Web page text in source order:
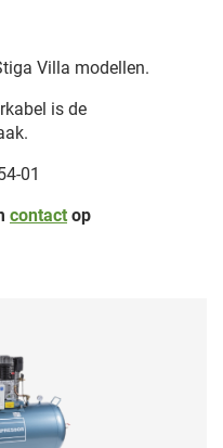
Villa modellen.
is de
01
contactop